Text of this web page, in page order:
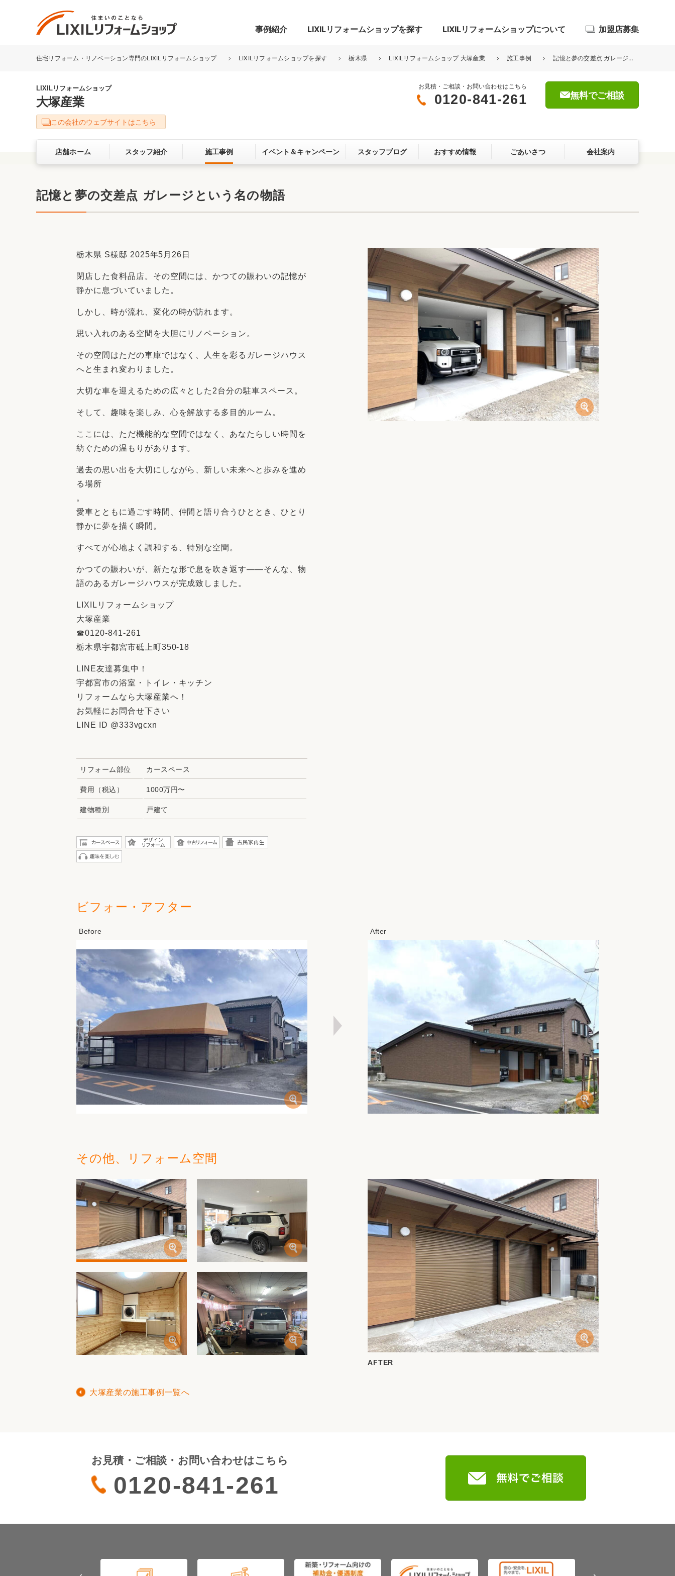
事例紹介
リフォーム事例を探す
キッチン
洗面化粧室 トイレ 玄関まわり 門まわり 屋根・外壁
ベランダ・バルコニー ガーデンスペース カースペース
お客さまの声 3Dシミュレーション
LIXILリフォームショップを探す LIXILリフォームショップについて
LIXILリフォームショップについて
サービス向上・品質改善の取り組み お客さま満足度アンケート
ここちいい暮らしをつくる、価値・性能向上
リフォームアクセル
中古物件探しから性能向上リフォームをワン
ストップ
加盟店募集
住宅リフォーム・リノベーション専門のLIXILリフォームショップ LIXILリフォームショップを探す 栃木県 LIXILリフォームショップ 大塚産業 施工事例 記憶と夢の交差点 ガレージという名の物語
LIXILリフォームショップ
大塚産業
お見積・ご相談・お問い合わせはこちら
0120-841-261 無料でご相談
この会社のウェブサイトはこちら
店舗ホーム スタッフ紹介 施工事例 イベント＆キャンペーン スタッフブログ おすすめ情報 ごあいさつ 会社案内
記憶と夢の交差点 ガレージという名の物語
栃木県 S様邸 2025年5月26日
閉店した食料品店。その空間には、かつての賑わいの記憶が
静かに息づいていました。
しかし、時が流れ、変化の時が訪れます。
思い入れのある空間を大胆にリノベーション。
その空間はただの車庫ではなく、人生を彩るガレージハウス
へと生まれ変わりました。
大切な車を迎えるための広々とした2台分の駐車スペース。
そして、趣味を楽しみ、心を解放する多目的ルーム。
ここには、ただ機能的な空間ではなく、あなたらしい時間を
紡ぐための温もりがあります。
過去の思い出を大切にしながら、新しい未来へと歩みを進め
る場所
。
愛車とともに過ごす時間、仲間と語り合うひととき、ひとり
静かに夢を描く瞬間。
すべてが心地よく調和する、特別な空間。
かつての賑わいが、新たな形で息を吹き返す——そんな、物
語のあるガレージハウスが完成致しました。
LIXILリフォームショップ
大塚産業
☎︎0120-841-261
栃木県宇都宮市砥上町350-18
LINE友達募集中！
宇都宮市の浴室・トイレ・キッチン
リフォームなら大塚産業へ！
お気軽にお問合せ下さい
LINE ID @333vgcxn
リフォーム部位 カースペース
費用（税込） 1000万円〜
建物種別 戸建て
ビフォー・アフター
その他、リフォーム空間
AFTER
大塚産業の施工事例一覧へ
お見積・ご相談・お問い合わせはこちら
0120-841-261